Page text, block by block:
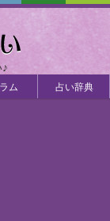
ム 占い辞典